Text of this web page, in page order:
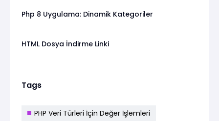
Php 8 Uygulama: Dinamik Kategoriler
HTML Dosya İndirme Linki
Tags
PHP Veri Türleri İçin Değer İşlemleri